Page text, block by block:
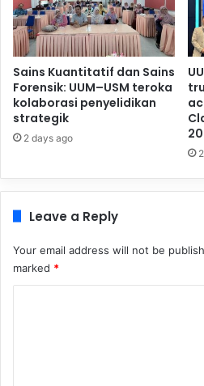
Sains Kuantitatif dan Sains
Forensik: UUM–USM teroka
kolaborasi penyelidikan
strategik
2 days ago
Leave a Reply
Your email address will not be
marked *